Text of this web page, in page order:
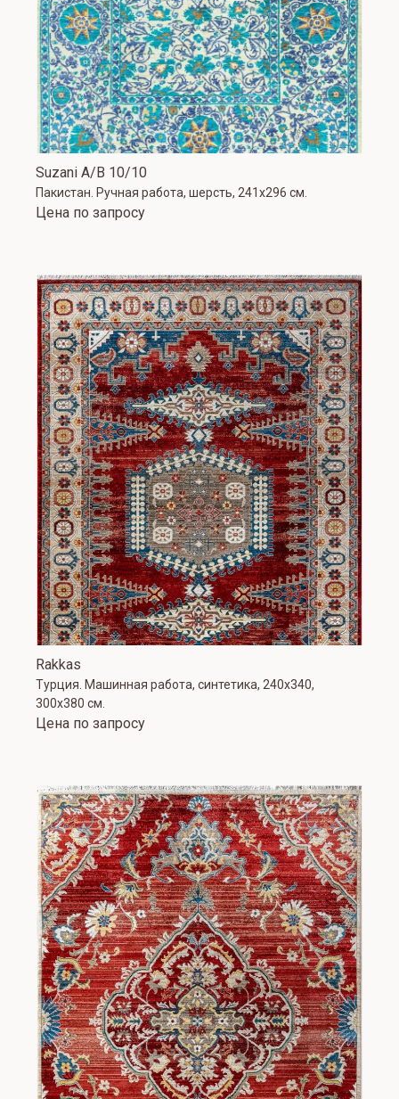
Suzani A/B 10/10
Пакистан. Ручная работа, шерсть, 241x296 см.
Цена по запросу
Rakkas
Турция. Машинная работа, синтетика, 240х340,
300х380 см.
Цена по запросу